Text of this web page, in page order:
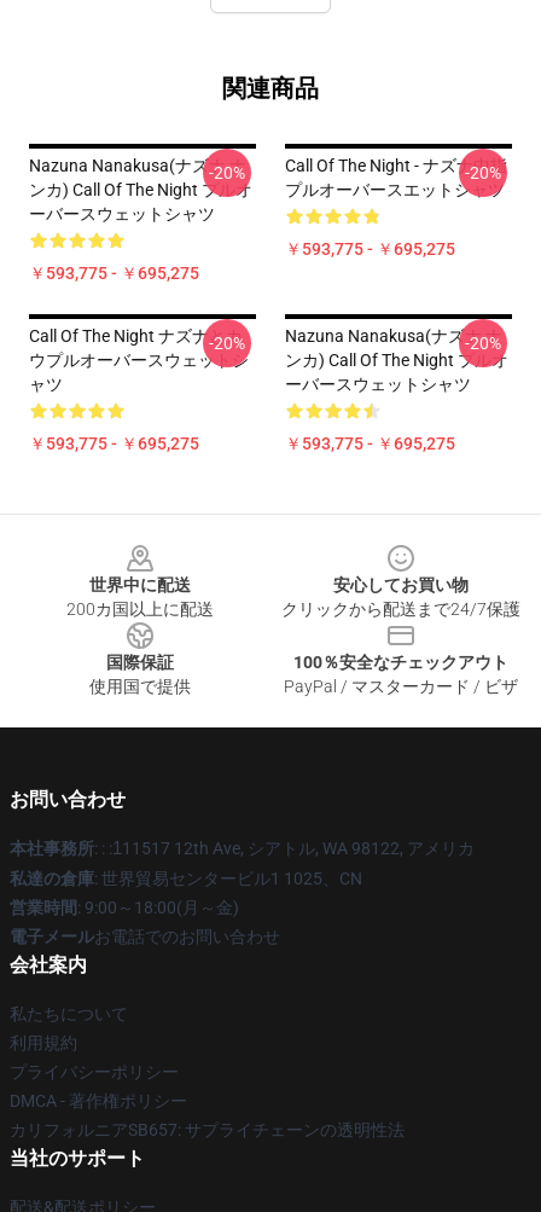
関連商品
Nazuna Nanakusa(ナズナ ナ
ンカ) Call Of The Night プルオ
ーバースウェットシャツ
￥593,775 - ￥695,275
-20%
Call Of The Night - ナズナ中指
プルオーバースエットシャツ
￥593,775 - ￥695,275
-20%
Call Of The Night ナズナとカ
ウプルオーバースウェットシ
ャツ
￥593,775 - ￥695,275
-20%
Nazuna Nanakusa(ナズナ ナ
ンカ) Call Of The Night プルオ
ーバースウェットシャツ
￥593,775 - ￥695,275
-20%
世界中に配送
200カ国以上に配送
安心してお買い物
クリックから配送まで24/7保護
国際保証
使用国で提供
100％安全なチェックアウト
PayPal / マスターカード / ビザ
お問い合わせ
本社事務所: : :1 11517 12th Ave, シアトル, WA 98122, アメリカ
私達の倉庫: 世界貿易センタービル1 1025、CN
営業時間: 9:00～18:00(月～金)
電子メールお電話でのお問い合わせ
会社案内
私たちについて
利用規約
プライバシーポリシー
DMCA - 著作権ポリシー
カリフォルニアSB657: サプライチェーンの透明性法
当社のサポート
配送&配送ポリシー